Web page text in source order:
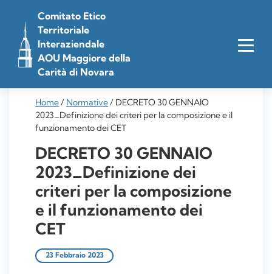
contenuto
Comitato Etico
Territoriale
Interaziendale
AOU Maggiore della
Carità di Novara
Home/ Normative/ DECRETO 30 GENNAIO
2023_Definizione dei criteri per la composizione e il
funzionamento dei CET
DECRETO 30 GENNAIO
2023_Definizione dei
criteri per la composizione
e il funzionamento dei
CET
23 Febbraio 2023